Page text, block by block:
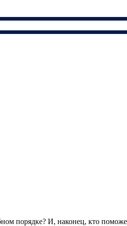
порядке? И, наконец, кто